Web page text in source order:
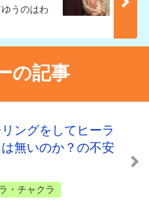
うのはわ
の記事
ングをしてヒーラ
無いのか？の不安
・チャクラ